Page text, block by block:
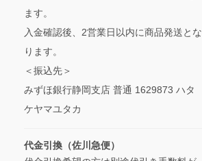
ます。
入金確認後、2営業日以内に商品発送とな
ります。
＜振込先＞
みずほ銀行静岡支店 普通 1629873 ハタ
ケヤマユタカ
代金引換（佐川急便）